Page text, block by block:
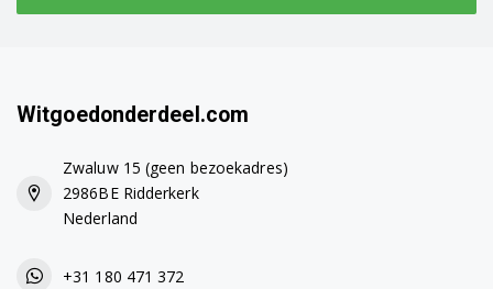
Witgoedonderdeel.com
Zwaluw 15 (geen bezoekadres)
2986BE Ridderkerk
Nederland
+31 180 471 372